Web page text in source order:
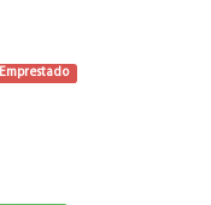
Emprestado